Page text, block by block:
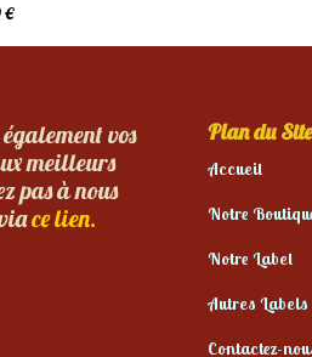
€
vos
meilleurs
pas à nous
ce lien.
Plan du Site
Accueil
Notre
Notre Label
Autres Labels
Contactez-